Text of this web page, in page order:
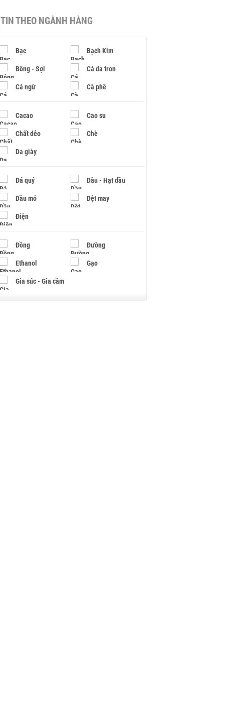
TIN THEO NGÀNH HÀNG
Bạc Bạch Kim
Bông - Sợi Cá da trơn
Cá ngừ Cà phê
Cacao Cao su
Chất dẻo Chè
Da giày
Đá quý Dầu - Hạt dầu
Dầu mỏ Dệt may
Điện
Đồng Đường
Ethanol Gạo
Gia súc - Gia cầm